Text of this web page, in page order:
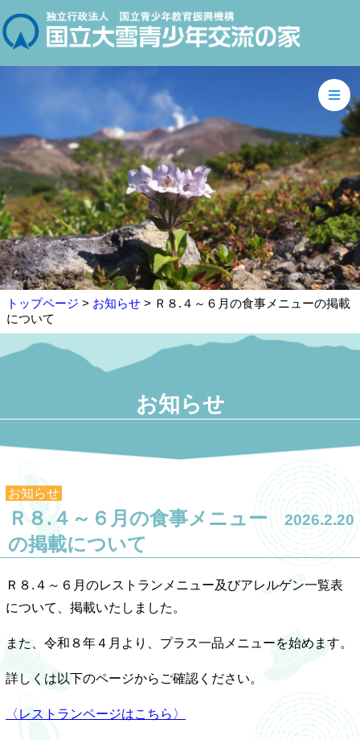
トップページ > お知らせ > Ｒ８.４～６月の食事メニューの掲載
について
お知らせ
お知らせ
Ｒ８.４～６月の食事メニュー
の掲載について
2026.2.20
Ｒ８.４～６月のレストランメニュー及びアレルゲン一覧表
について、掲載いたしました。
また、令和８年４月より、プラス一品メニューを始めます。
詳しくは以下のページからご確認ください。
〈レストランページはこちら〉